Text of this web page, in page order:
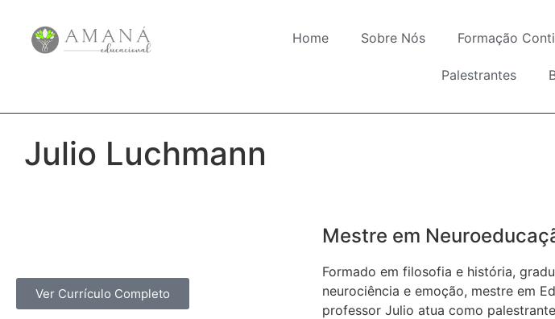
Home Sobre Nós Formação
Palestrantes
Julio Luchmann
Ver Currículo Completo
Mestre em
Formado em filosofia e história,
neurociência e emoção, ​mestre em
professor Julio atua como